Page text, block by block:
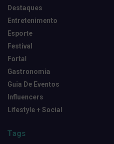
Destaques
Entretenimento
Esporte
Festival
Fortal
Gastronomia
Guia De Eventos
Influencers
Lifestyle + Social
Tags